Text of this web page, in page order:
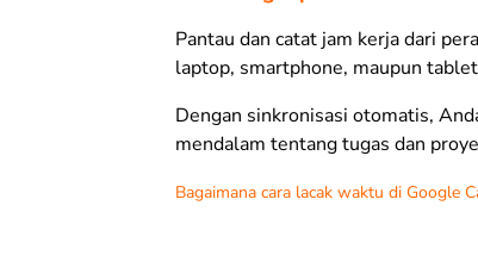
Pantau dan catat jam kerja dari
laptop, smartphone, maupun
Dengan sinkronisasi otomatis,
mendalam tentang tugas dan
Bagaimana cara lacak waktu di Google